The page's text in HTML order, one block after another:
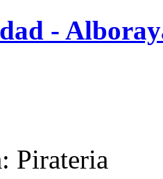
-
Pirateria